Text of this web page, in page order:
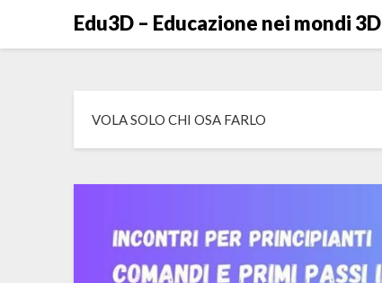
Edu3D – Educazione nei mondi 3D
VOLA SOLO CHI OSA FARLO